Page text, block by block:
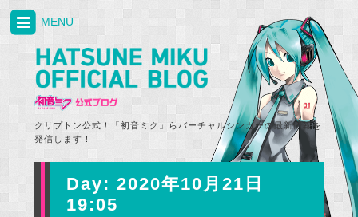
クリプトン公式！「初音ミク」らバーチャルシンガーの最新情報を
発信します！
MENU
Day: 2020年10月21日
19:05